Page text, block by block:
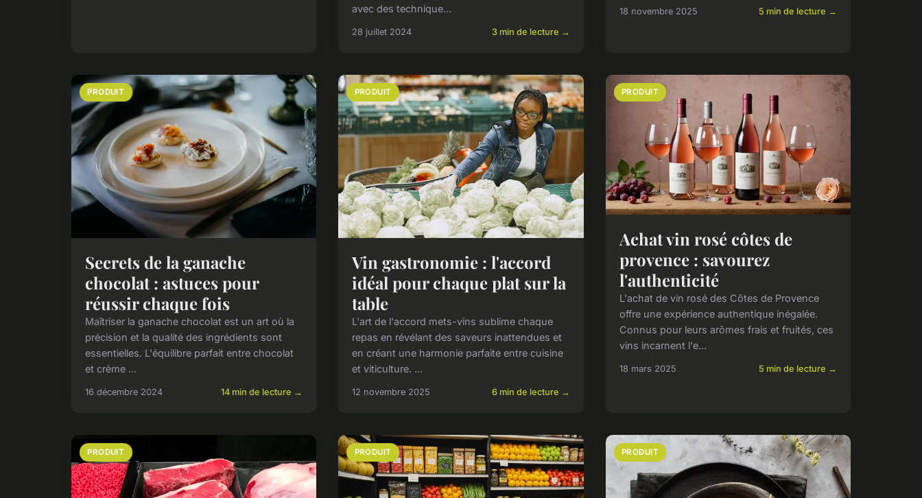
avec des technique...
28 juillet 2024 3 min de lecture →
18 novembre 2025 5 min de lecture →
PRODUIT
Secrets de la ganache
chocolat : astuces pour
réussir chaque fois
Maîtriser la ganache chocolat est un art où la
précision et la qualité des ingrédients sont
essentielles. L'équilibre parfait entre chocolat
et crème ...
16 décembre 2024 14 min de lecture →
PRODUIT
Vin gastronomie : l'accord
idéal pour chaque plat sur la
table
L'art de l'accord mets-vins sublime chaque
repas en révélant des saveurs inattendues et
en créant une harmonie parfaite entre cuisine
et viticulture. ...
12 novembre 2025 6 min de lecture →
PRODUIT
Achat vin rosé côtes de
provence : savourez
l'authenticité
L'achat de vin rosé des Côtes de Provence
offre une expérience authentique inégalée.
Connus pour leurs arômes frais et fruités, ces
vins incarnent l'e...
18 mars 2025 5 min de lecture →
PRODUIT PRODUIT PRODUIT